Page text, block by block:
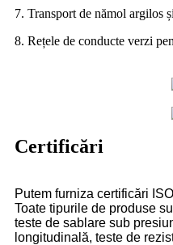
7. Transport de nămol argilos
8. Rețele de conducte verzi
Certificări
Putem furniza certificări
Toate tipurile de produse
teste de sablare sub
longitudinală, teste de